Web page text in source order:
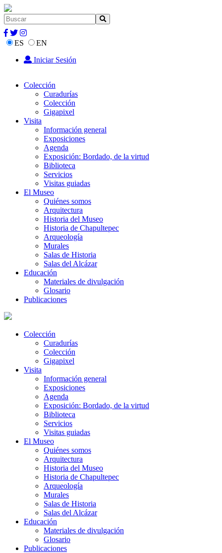
ES
EN
Iniciar Sesión
Colección
Curadurías
Colección
Gigapixel
Visita
Información general
Exposiciones
Agenda
Exposición: Bordado, de la virtud
Biblioteca
Servicios
Visitas guiadas
El Museo
Quiénes somos
Arquitectura
Historia del Museo
Historia de Chapultepec
Arqueología
Murales
Salas de Historia
Salas del Alcázar
Educación
Materiales de divulgación
Glosario
Publicaciones
Colección
Curadurías
Colección
Gigapixel
Visita
Información general
Exposiciones
Agenda
Exposición: Bordado, de la virtud
Biblioteca
Servicios
Visitas guiadas
El Museo
Quiénes somos
Arquitectura
Historia del Museo
Historia de Chapultepec
Arqueología
Murales
Salas de Historia
Salas del Alcázar
Educación
Materiales de divulgación
Glosario
Publicaciones